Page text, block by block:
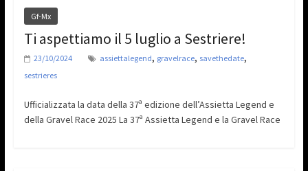
Gf-Mx
Ti aspettiamo il 5 luglio a Sestriere!
23/10/2024 assiettalegend, gravelrace, savethedate,
sestrieres
Ufficializzata la data della 37ª edizione dell’Assietta Legend e
della Gravel Race 2025 La 37ª Assietta Legend e la Gravel Race